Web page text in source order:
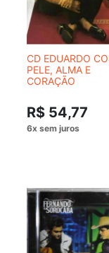
CD EDUARDO
PELE, ALMA E
CORAÇÃO
R$ 54,77